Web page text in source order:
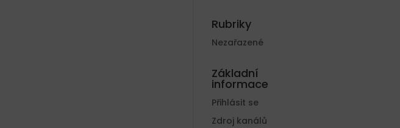
Rubriky
Nezařazené
Základní
informace
Přihlásit se
Zdroj kanálů